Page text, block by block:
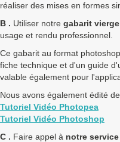
réaliser des mises en formes
B . Utiliser notre gabarit vierge
usage et rendu professionnel.
Ce gabarit au format
fiche technique et d'un guide
valable également pour
Nous avons également édité
Tutoriel Vidéo Photopea
Tutoriel Vidéo Photoshop
C . Faire appel à notre